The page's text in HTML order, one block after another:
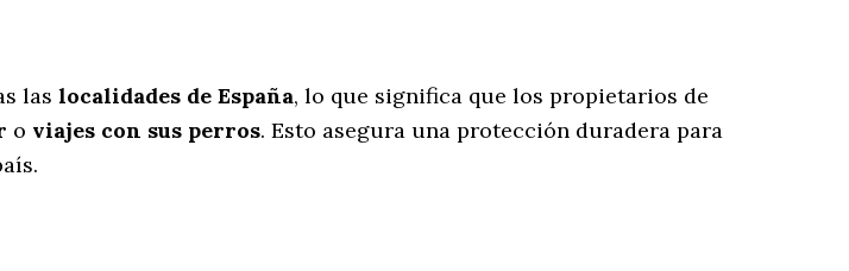
las localidades de España, lo que significa que los propietarios de
o viajes con sus perros. Esto asegura una protección duradera para